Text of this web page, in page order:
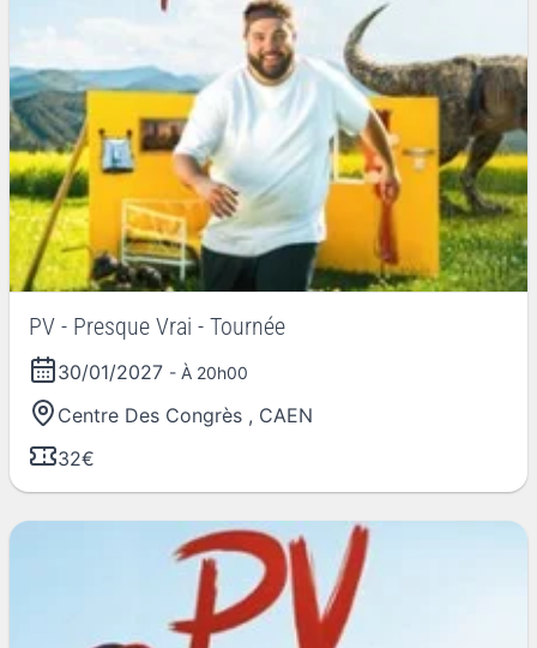
PV - Presque Vrai - Tournée
30/01/2027 - À 20h00
Centre Des Congrès , CAEN
32€